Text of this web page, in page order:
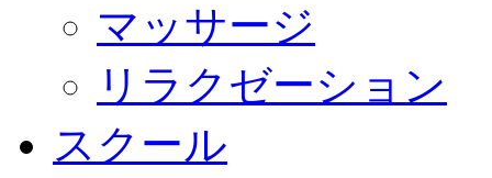
マッサージ
リラクゼーション
スクール